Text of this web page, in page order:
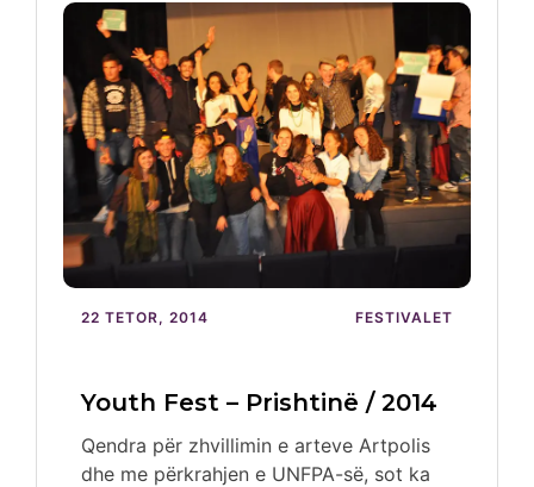
22 TETOR, 2014 FESTIVALET
Youth Fest – Prishtinë / 2014
Qendra për zhvillimin e arteve Artpolis
dhe me përkrahjen e UNFPA-së, sot ka